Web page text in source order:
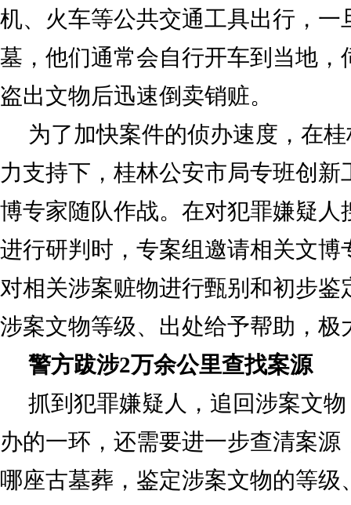
机、火车等公共交通工具出行，一
墓，他们通常会自行开车到当地，
盗出文物后迅速倒卖销赃。
为了加快案件的侦办速度，在
力支持下，桂林公安市局专班创
博专家随队作战。在对犯罪嫌疑人
进行研判时，专案组邀请相关文博
对相关涉案赃物进行甄别和初步鉴
涉案文物等级、出处给予帮助，极
警方跋涉2万余公里查找案源
抓到犯罪嫌疑人，追回涉案文
办的一环，还需要进一步查清案源
哪座古墓葬，鉴定涉案文物的等级